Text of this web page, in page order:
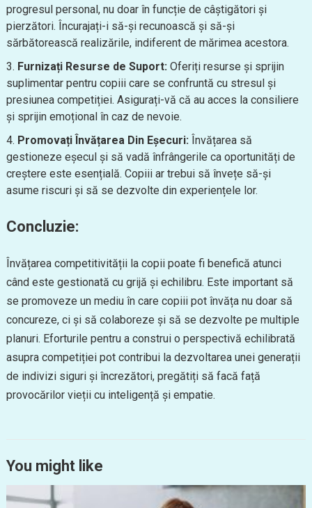
progresul personal, nu doar în funcție de câștigători și
pierzători. Încurajați-i să-și recunoască și să-și
sărbătorească realizările, indiferent de mărimea acestora.
Furnizați Resurse de Suport: Oferiți resurse și sprijin
suplimentar pentru copiii care se confruntă cu stresul și
presiunea competiției. Asigurați-vă că au acces la consiliere
și sprijin emoțional în caz de nevoie.
Promovați Învățarea Din Eșecuri: Învățarea să
gestioneze eșecul și să vadă înfrângerile ca oportunități de
creștere este esențială. Copiii ar trebui să învețe să-și
asume riscuri și să se dezvolte din experiențele lor.
Concluzie:
Învățarea competitivității la copii poate fi benefică atunci
când este gestionată cu grijă și echilibru. Este important să
se promoveze un mediu în care copiii pot învăța nu doar să
concureze, ci și să colaboreze și să se dezvolte pe multiple
planuri. Eforturile pentru a construi o perspectivă echilibrată
asupra competiției pot contribui la dezvoltarea unei generații
de indivizi siguri și încrezători, pregătiți să facă față
provocărilor vieții cu inteligență și empatie.
You might like